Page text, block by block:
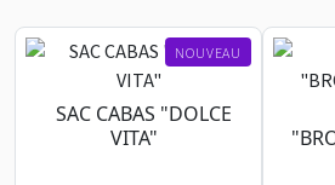
NOUVEAU
SAC CABAS "DOLCE
VITA"